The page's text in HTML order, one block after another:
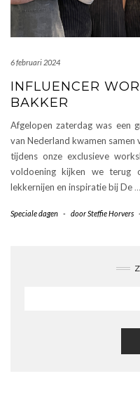
6 februari 2024
INFLUENCER
BAKKER
Afgelopen zaterdag was een
van Nederland kwamen
tijdens onze exclusieve
voldoening kijken we terug
lekkernijen en inspiratie bij De …
Speciale dagen - doorSteffie Horvers -